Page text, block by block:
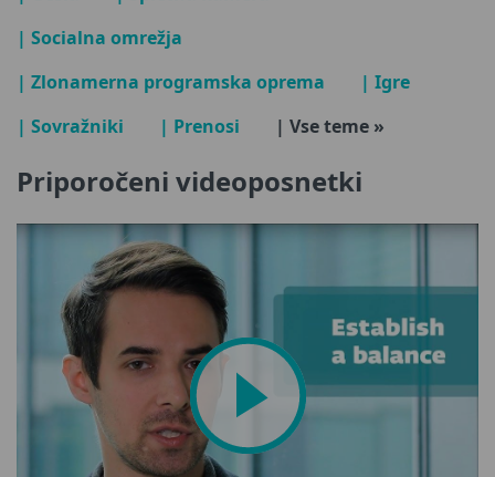
| Socialna omrežja
| Zlonamerna programska oprema
| Igre
| Sovražniki
| Prenosi | Vse teme »
Priporočeni videoposnetki